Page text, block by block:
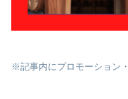
※記事内にプロモーション